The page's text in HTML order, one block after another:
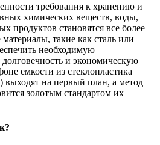
требования к хранению и
химических веществ, воды,
продуктов становятся все более
такие как сталь или
необходимую
и экономическую
емкости из стеклопластика
выходят на первый план, а метод
золотым стандартом их